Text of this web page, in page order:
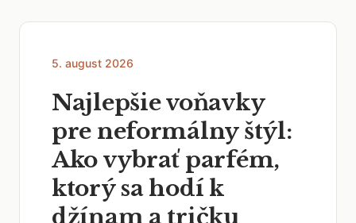
5. august 2026
Najlepšie voňavky
pre neformálny štýl:
Ako vybrať parfém,
ktorý sa hodí k
džínam a tričku